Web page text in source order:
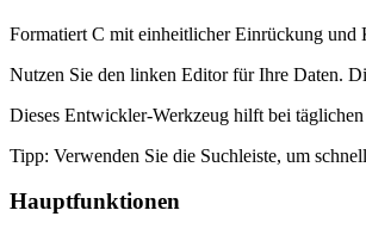
Formatiert C mit einheitlicher Einrückung und
Nutzen Sie den linken Editor für Ihre Daten.
Dieses Entwickler‑Werkzeug hilft bei
Tipp: Verwenden Sie die Suchleiste, um
Hauptfunktionen